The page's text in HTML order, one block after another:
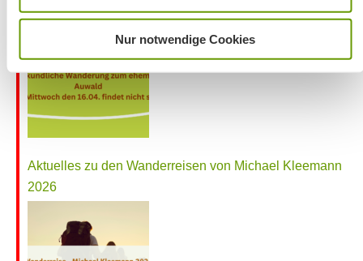
Nur notwendige Cookies
Aktuelles zu den Wanderreisen von Michael Kleemann
2026